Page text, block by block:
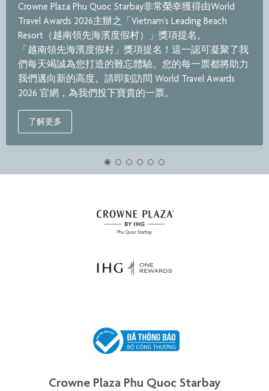
Crowne Plaza Phu Quoc Starbay非常榮幸獲得由World
Travel Awards 2026主辦之「Vietnam’s Leading Beach
Resort（越南領先海濱度假村）」獎項提名。
「越南領先海濱度假村」獎項提名！這一認可凝聚了我
們每天竭誠為您打造的難忘體驗。您的每一票都將助力
我們邁向新的高度。請即刻訪問 World Travel Awards
2026 官網，為我們投下寶貴的一票。
了解更多
Crowne Plaza Phu Quoc Starbay